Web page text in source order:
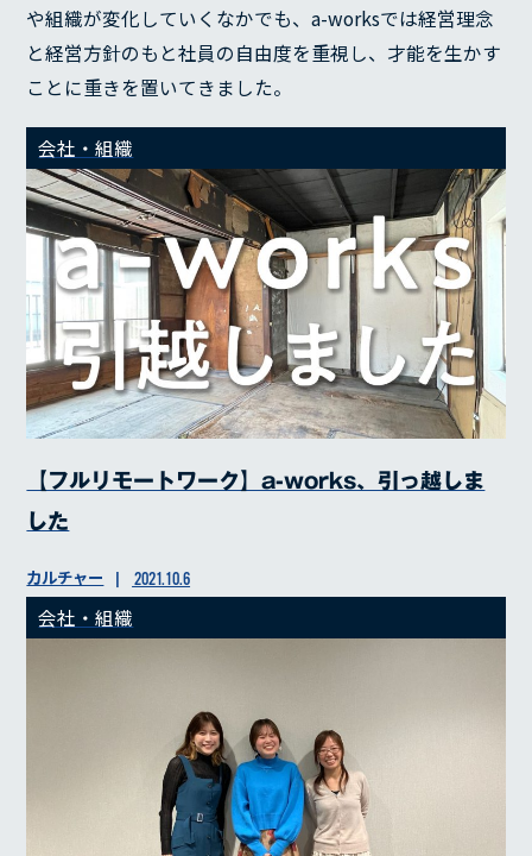
や組織が変化していくなかでも、a-worksでは経営理念
と経営方針のもと社員の自由度を重視し、才能を生かす
ことに重きを置いてきました。
会社・組織
【フルリモートワーク】a-works、引っ越しま
した
カルチャー 2021.10.6
会社・組織